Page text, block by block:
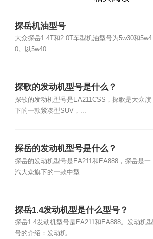
探岳机油型号
大众探岳1.4T和2.0T车型机油型号为5w30和5w4
0。以5w40...
探歌的发动机型号是什么？
探歌的发动机型号是EA211CSS，探歌是大众旗
下的一款紧凑型SUV，...
探岳的发动机型号是什么？
探岳的发动机型号是EA211和EA888，探岳是一
汽大众旗下的一款中型...
探岳1.4发动机型是什么型号？
探岳1.4发动机型号是EA211和EA888。发动机型
号的介绍：发动机...